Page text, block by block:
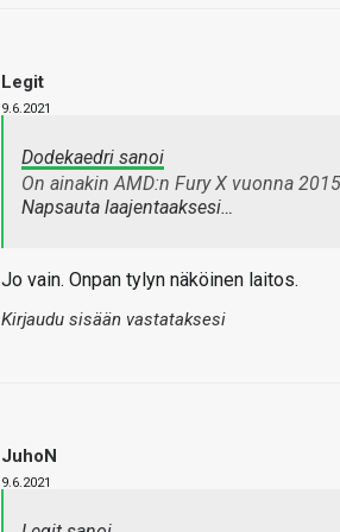
Legit
9.6.2021
Dodekaedri sanoi
On ainakin AMD:n Fury X vuonna
Napsauta laajentaaksesi…
Jo vain. Onpan tylyn näköinen laitos.
Kirjaudu sisään vastataksesi
JuhoN
9.6.2021